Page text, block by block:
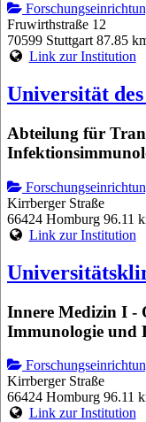
Fruwirthstraße 12
70599 Stuttgart 87.85
Link zur Institution
Universität
Abteilung für
Kirrberger Straße
66424 Homburg 96.11
Link zur Institution
Innere Medizin I -
Immunologie und
Kirrberger Straße
66424 Homburg 96.11
Link zur Institution